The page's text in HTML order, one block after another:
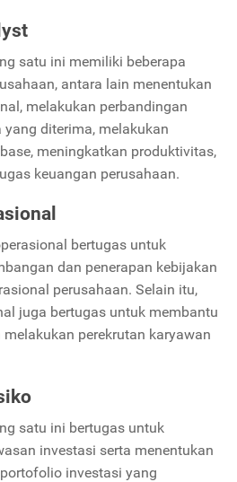
satu ini memiliki beberapa
antara lain menentukan
melakukan perbandingan
diterima, melakukan
meningkatkan produktivitas,
keuangan perusahaan.
bertugas untuk
dan penerapan kebijakan
perusahaan. Selain itu,
juga bertugas untuk membantu
perekrutan karyawan
satu ini bertugas untuk
investasi serta menentukan
investasi yang